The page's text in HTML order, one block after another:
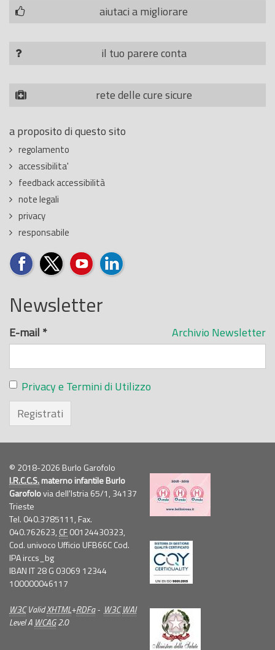
aiutaci a migliorare
il tuo parere conta
rete delle cure sicure
a proposito di questo sito
regolamento
accessibilita'
feedback accessibilità
note legali
privacy
responsabile
Newsletter
Archivio Newsletter
E-mail *
Privacy e Termini di Utilizzo
Registrati
© 2018-2026 Burlo Garofolo
I.R.C.C.S.materno infantile Burlo
Garofolovia dell'Istria 65/1, 34137
Trieste
Tel. 040.3785111, Fax.
040.762623, CF00124430323,
Cod. univoco Ufficio UFB66C Cod.
IPA irccs_bg
IBAN IT 28 G 03069 12344
100000046117
W3CValidXHTML+RDFa- W3C WAI
Level A WCAG2.0